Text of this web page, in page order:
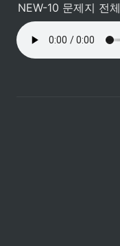
NEW-10 문제지 전체